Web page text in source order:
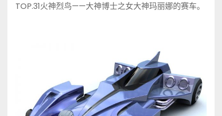
TOP.31火神烈鸟——大神博士之女大神玛丽娜的赛车。